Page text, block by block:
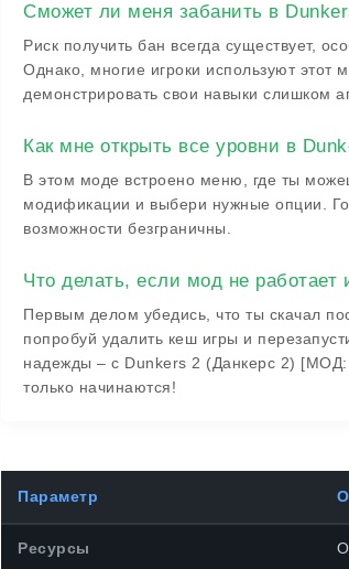
Сможет ли меня забанить в
Риск получить бан всегда существует,
Однако, многие игроки используют этот
демонстрировать свои навыки слишком
Как мне открыть все уровни в
В этом моде встроено меню, где ты
модификации и выбери нужные опции.
возможности безграничны.
Что делать, если мод не работает
Первым делом убедись, что ты скачал
попробуй удалить кеш игры и
надежды – с Dunkers 2 (Данкерс 2)
только начинаются!
Параметр
Ресурсы